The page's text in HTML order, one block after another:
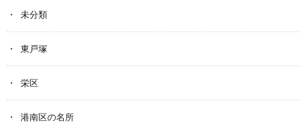
未分類
東戸塚
栄区
港南区の名所